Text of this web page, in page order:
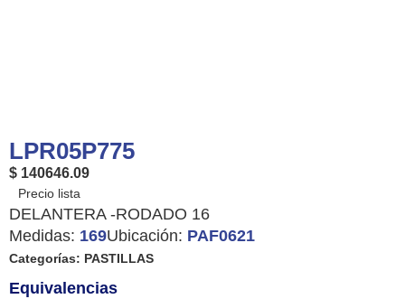
LPR05P775
$ 140646.09
DELANTERA -RODADO 16
Medidas: 169Ubicación: PAF0621
Categorías: PASTILLAS
Equivalencias